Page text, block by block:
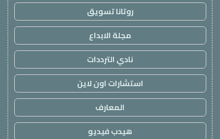
روتانا تسويق
مجلة الابداع
نادي الترددات
استشارات اون لاين
المعارف
هيدب فيديو